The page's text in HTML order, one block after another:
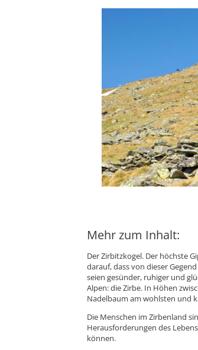
Mehr zum Inhalt:
Der Zirbitzkogel. Der höchste
darauf, dass von dieser
seien gesünder, ruhiger und
Alpen: die Zirbe. In Höhen
Nadelbaum am wohlsten und
Die Menschen im Zirbenland
Herausforderungen des
können.